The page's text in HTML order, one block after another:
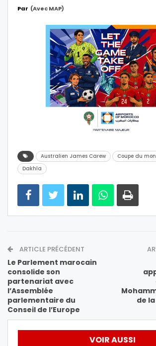
Par (avec MAP)
Australien James Carew
Coupe du
Dakhla
ARTICLE PRÉCÉDENT
Le Parlement marocain
consolide son
partenariat avec
l’Assemblée
parlementaire du
Conseil de l’Europe
de
VOIR AUSSI